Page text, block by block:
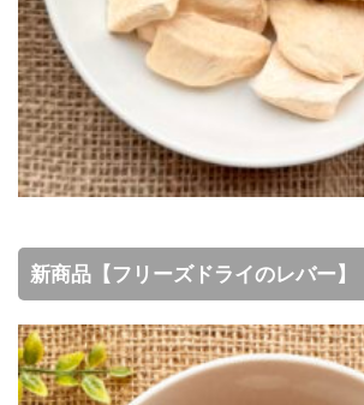
新商品【フリーズドライのレバー】